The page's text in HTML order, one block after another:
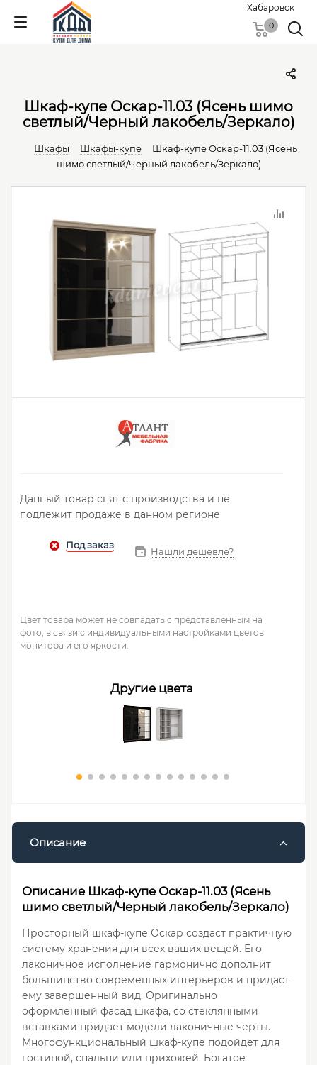
Хабаровск
0
Шкаф-купе Оскар-11.03 (Ясень шимо
светлый/Черный лакобель/Зеркало)
Шкафы Шкафы-купе
Шкаф-купе Оскар-11.03 (Ясень
шимо светлый/Черный лакобель/Зеркало)
Данный товар снят с производства и не
подлежит продаже в данном регионе
Нашли дешевле?
Цвет товара может не совпадать с представленным на
фото, в связи с индивидуальными настройками цветов
монитора и его яркости.
Другие цвета
Описание
Описание Шкаф-купе Оскар-11.03 (Ясень
шимо светлый/Черный лакобель/Зеркало)
Просторный шкаф-купе Оскар создаст практичную
систему хранения для всех ваших вещей. Его
лаконичное исполнение гармонично дополнит
большинство современных интерьеров и придаст
ему завершенный вид. Оригинально
оформленный фасад шкафа, со стеклянными
вставками придает модели лаконичные черты.
Многофункциональный шкаф-купе подойдет для
гостиной, спальни или прихожей. Богатое